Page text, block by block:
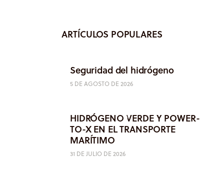
ARTÍCULOS POPULARES
Seguridad del hidrógeno
5 DE AGOSTO DE 2026
HIDRÓGENO VERDE Y POWER-
TO-X EN EL TRANSPORTE
MARÍTIMO
31 DE JULIO DE 2026